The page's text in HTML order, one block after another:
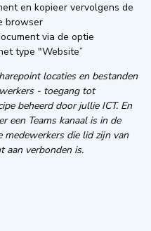
en kopieer vervolgens de
browser
via de optie
type "Website”
locaties en bestanden
- toegang tot
beheerd door jullie ICT. En
een Teams kanaal is in de
die lid zijn van
aan verbonden is.